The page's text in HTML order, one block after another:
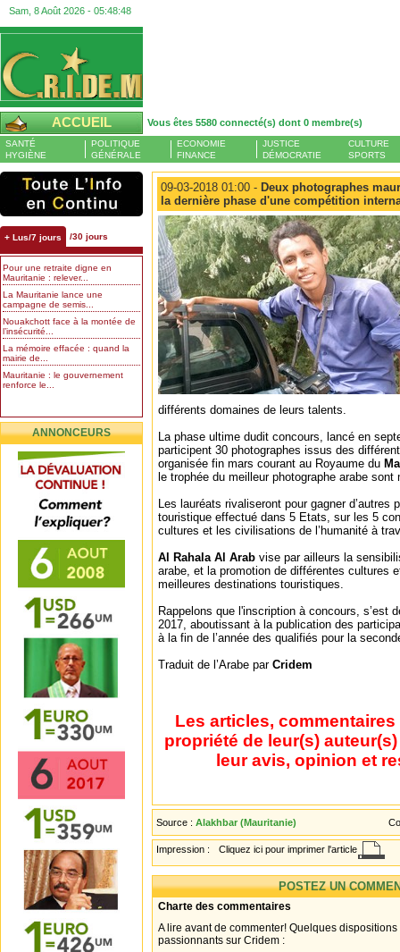
Sam, 8 Août 2026 - 05:48:49
ACCUEIL Vous êtes 5580 connecté(s) dont 0 membre(s)
SANTÉ
HYGIÈNE
POLITIQUE
GÉNÉRALE
ECONOMIE
FINANCE
JUSTICE
DÉMOCRATIE
CULTURE
SPORTS
+ Lus/7 jours /30 jours
Pour une retraite digne en
Mauritanie : relever...
La Mauritanie lance une
campagne de semis...
Nouakchott face à la montée de
l’insécurité...
La mémoire effacée : quand la
mairie de...
Mauritanie : le gouvernement
renforce le...
ANNONCEURS
09-03-2018 01:00 - Deux photographes
la dernière phase d'une compétition
différents domaines de leurs talents.
La phase ultime dudit concours, lancé en
participent 30 photographes issus des
organisée fin mars courant au Royaume du
le trophée du meilleur photographe arabe
Les lauréats rivaliseront pour gagner d’autres
touristique effectué dans 5 Etats, sur les 5
cultures et les civilisations de l’humanité à
Al Rahala Al Arab vise par ailleurs la
arabe, et la promotion de différentes cultures
meilleures destinations touristiques.
Rappelons que l'inscription à concours, s’est
2017, aboutissant à la publication des
à la fin de l’année des qualifiés pour la
Traduit de l’Arabe par Cridem
Les articles,
propriété de leur(s)
leur avis, opinion et
Source : Alakhbar (Mauritanie)
Impression : Cliquez ici pour imprimer l'article
POSTEZ UN
Charte des commentaires
A lire avant de commenter! Quelques
passionnants sur Cridem :